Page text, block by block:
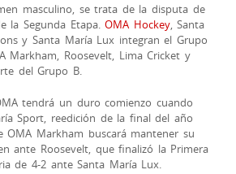
masculino, se trata de la disputa de
la Segunda Etapa.OMA Hockey, Santa
y Santa María Lux integran el Grupo
Markham, Roosevelt, Lima Cricket y
del Grupo B.
tendrá un duro comienzo cuando
Sport, reedición de la final del año
OMA Markham buscará mantener su
ante Roosevelt, que finalizó la Primera
de 4-2 ante Santa María Lux.